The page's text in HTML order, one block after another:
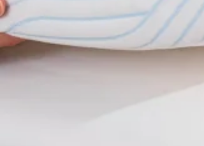
Memoryskum topmadrasser 90x200
Memoryskum topmadrasser 80x200
Se flere størrelser
Hovedpuder
Dyner